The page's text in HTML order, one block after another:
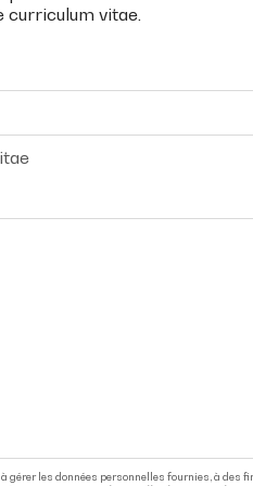
curriculum vitae.
gérer les données personnelles fournies, à des